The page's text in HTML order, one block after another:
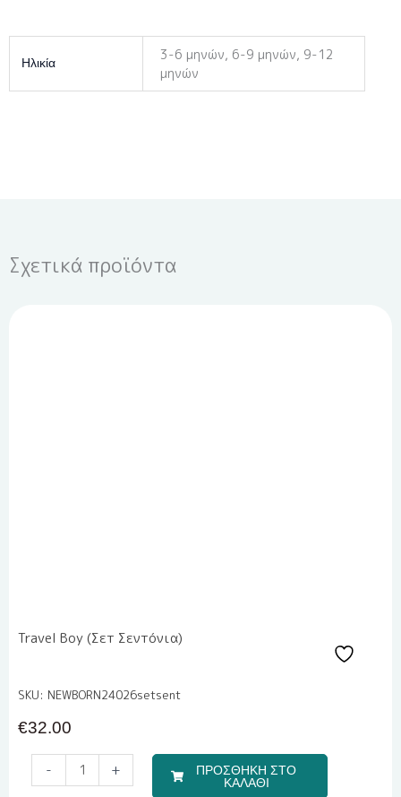
Ηλικία
3-6 μηνών, 6-9 μηνών, 9-12
μηνών
Σχετικά προϊόντα
Travel Boy (Σετ Σεντόνια)
SKU: NEWBORN24026setsent
€32.00
-
Αξεσουάρ
+
ΠΡΟΣΘΗΚΗ ΣΤΟ
ΚΑΛΑΘΙ